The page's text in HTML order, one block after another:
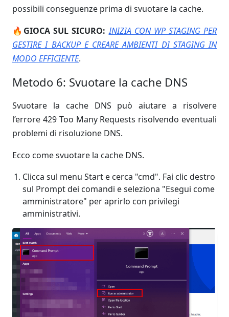
possibili conseguenze prima di svuotare la cache.
🔥GIOCA SUL SICURO: INIZIA CON WP STAGING PER
GESTIRE I BACKUP E CREARE AMBIENTI DI STAGING IN
MODO EFFICIENTE.
Metodo 6: Svuotare la cache DNS
Svuotare la cache DNS può aiutare a risolvere
l’errore 429 Too Many Requests risolvendo eventuali
problemi di risoluzione DNS.
Ecco come svuotare la cache DNS.
Clicca sul menu Start e cerca "cmd". Fai clic destro
sul Prompt dei comandi e seleziona "Esegui come
amministratore" per aprirlo con privilegi
amministrativi.